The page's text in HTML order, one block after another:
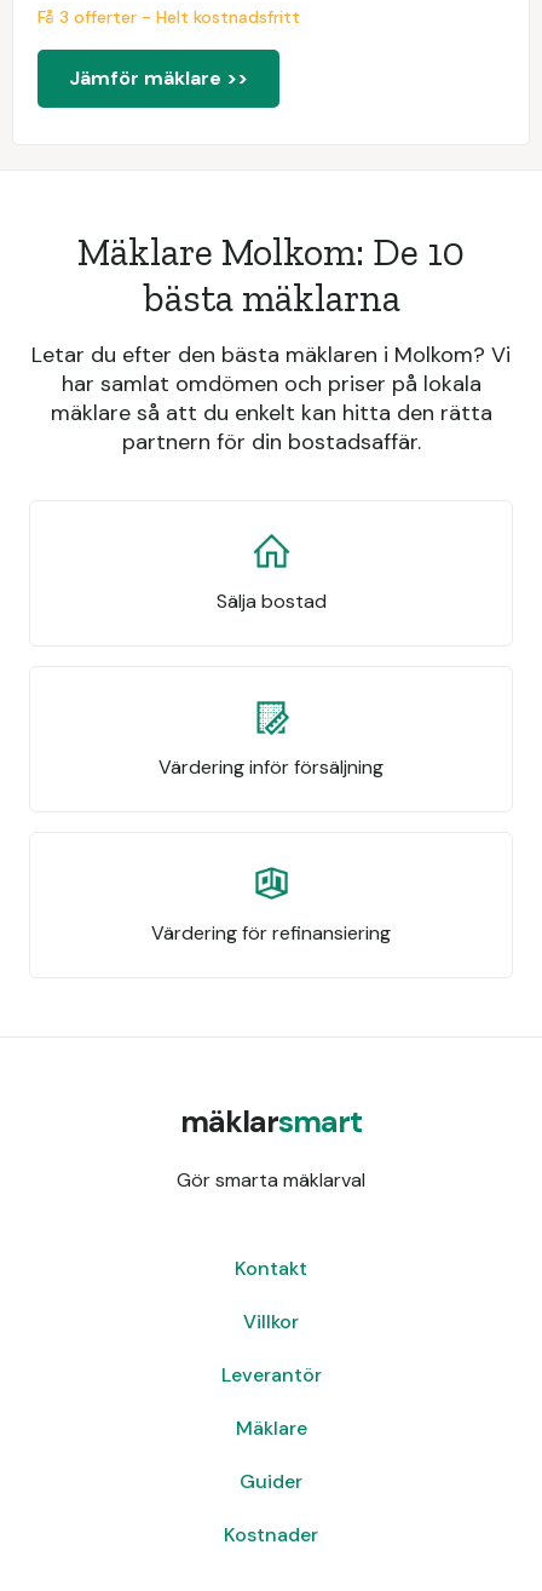
Få 3 offerter - Helt kostnadsfritt
Jämför mäklare >>
Mäklare Molkom: De 10
bästa mäklarna
Letar du efter den bästa mäklaren i Molkom? Vi
har samlat omdömen och priser på lokala
mäklare så att du enkelt kan hitta den rätta
partnern för din bostadsaffär.
Sälja bostad
Värdering inför försäljning
Värdering för refinansiering
mäklarsmart
Gör smarta mäklarval
Kontakt
Villkor
Leverantör
Mäklare
Guider
Kostnader